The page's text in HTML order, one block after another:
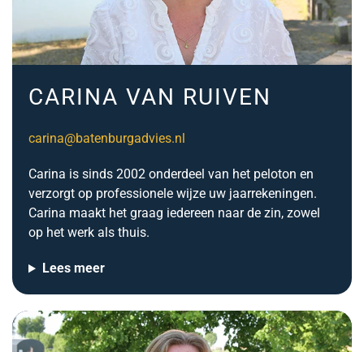
CARINA VAN RUIVEN
carina@batenburgadvies.nl
Carina is sinds 2002 onderdeel van het peloton en
verzorgt op professionele wijze uw jaarrekeningen.
Carina maakt het graag iedereen naar de zin, zowel
op het werk als thuis.
Lees meer